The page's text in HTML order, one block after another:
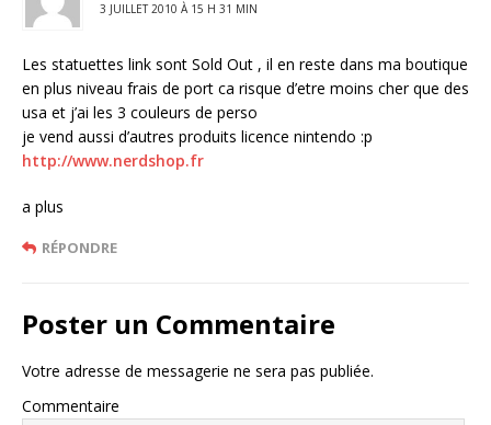
3 JUILLET 2010 À 15 H 31 MIN
Les statuettes link sont Sold Out , il en reste dans ma boutique
en plus niveau frais de port ca risque d’etre moins cher que des
usa et j’ai les 3 couleurs de perso
je vend aussi d’autres produits licence nintendo :p
http://www.nerdshop.fr
a plus
RÉPONDRE
Poster un Commentaire
Votre adresse de messagerie ne sera pas publiée.
Commentaire